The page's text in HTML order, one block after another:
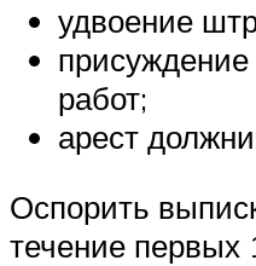
удвоение
работ;
арест
Оспорить
течение первых